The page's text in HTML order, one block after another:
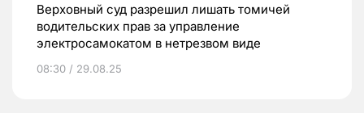
Верховный суд разрешил лишать томичей
водительских прав за управление
электросамокатом в нетрезвом виде
08:30 / 29.08.25